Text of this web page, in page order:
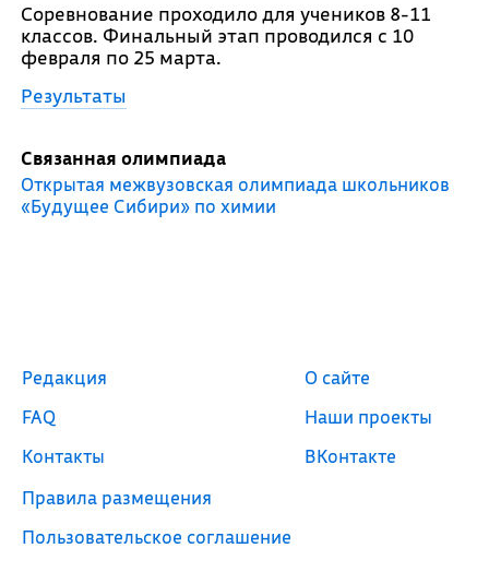
Соревнование проходило для учеников 8-11
классов. Финальный этап проводился с 10
февраля по 25 марта.
Результаты
Связанная олимпиада
Открытая межвузовская олимпиада школьников
«Будущее Сибири» по химии
Редакция
FAQ
Контакты
Правила размещения
Пользовательское соглашение
О сайте
Наши проекты
ВКонтакте